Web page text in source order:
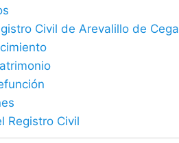
Civil de Arevalillo de Cega
Registro Civil